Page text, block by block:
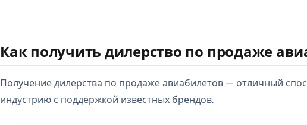
Как получить дилерство по продаже
Получение дилерства по продаже авиабилетов — отличный
индустрию с поддержкой известных брендов.